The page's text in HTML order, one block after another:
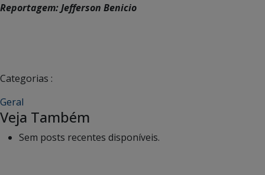
Reportagem: Jefferson Benicio
Categorias :
Geral
Veja Também
Sem posts recentes disponíveis.